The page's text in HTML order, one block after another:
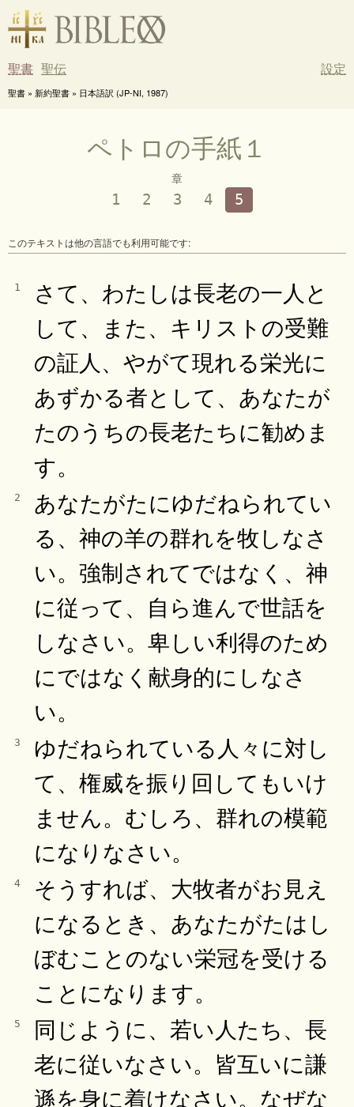
聖書 聖伝 設定
聖書 » 新約聖書 » 日本語訳 (JP-NI, 1987)
ペトロの手紙１
章
1 2 3 4 5
このテキストは他の言語でも利用可能です:
1
さて、わたしは長老の一人と
して、また、キリストの受難
の証人、やがて現れる栄光に
あずかる者として、あなたが
たのうちの長老たちに勧めま
す。
2
あなたがたにゆだねられてい
る、神の羊の群れを牧しなさ
い。強制されてではなく、神
に従って、自ら進んで世話を
しなさい。卑しい利得のため
にではなく献身的にしなさ
い。
3
ゆだねられている人々に対し
て、権威を振り回してもいけ
ません。むしろ、群れの模範
になりなさい。
4
そうすれば、大牧者がお見え
になるとき、あなたがたはし
ぼむことのない栄冠を受ける
ことになります。
5
同じように、若い人たち、長
老に従いなさい。皆互いに謙
遜を身に着けなさい。なぜな